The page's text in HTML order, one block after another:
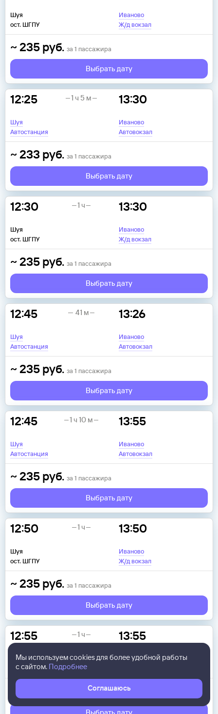
Шуя
ост. ШГПУ
Иваново
Ж/д вокзал
~ 235 руб. за 1 пассажира
Выбрать дату
12:25
Шуя
Автостанция
13:30
Иваново
Автовокзал
1 ч 5 м
~ 233 руб. за 1 пассажира
Выбрать дату
12:30
Шуя
ост. ШГПУ
13:30
Иваново
Ж/д вокзал
1 ч
~ 235 руб. за 1 пассажира
Выбрать дату
12:45
Шуя
Автостанция
13:26
Иваново
Автовокзал
41 м
~ 235 руб. за 1 пассажира
Выбрать дату
12:45
Шуя
Автостанция
13:55
Иваново
Автовокзал
1 ч 10 м
~ 235 руб. за 1 пассажира
Выбрать дату
12:50
Шуя
ост. ШГПУ
13:50
Иваново
Ж/д вокзал
1 ч
~ 235 руб. за 1 пассажира
Выбрать дату
12:55
Шуя
Автостанция
13:55
Иваново
1 ч
~ пассажира
Мы используем cookies для более удобной работы
с сайтом. Подробнее
Соглашаюсь